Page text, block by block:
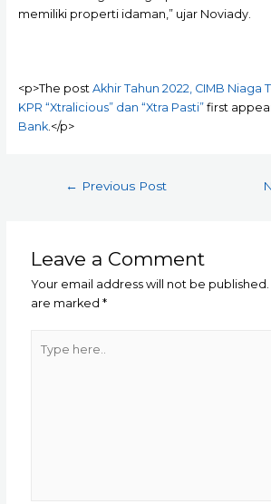
memiliki properti idaman,” ujar Noviady.
<p>The post Akhir Tahun 2022, CIMB Niaga
KPR “Xtralicious” dan “Xtra Pasti”first
Bank.</p>
← Previous Post
Leave a Comment
Your email address will not be published.
are marked*
here..